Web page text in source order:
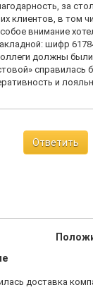
за
клиентов, в том
внимание
шифр
должны были
справилась
и
Ответить
доставка